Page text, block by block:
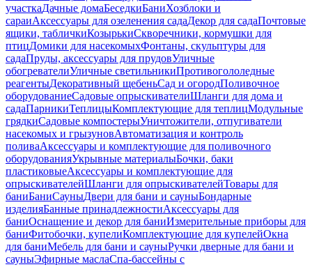
участкаДачные домаБеседкиБаниХозблоки и
сараиАксессуары для озеленения садаДекор для садаПочтовые
ящики, табличкиКозырькиСкворечники, кормушки для
птицДомики для насекомыхФонтаны, скульптуры для
садаПруды, аксессуары для прудовУличные
обогревателиУличные светильникиПротивогололедные
реагентыДекоративный щебеньСад и огородПоливочное
оборудованиеСадовые опрыскивателиШланги для дома и
садаПарникиТеплицыКомплектующие для теплицМодульные
грядкиСадовые компостерыУничтожители, отпугиватели
насекомых и грызуновАвтоматизация и контроль
поливаАксессуары и комплектующие для поливочного
оборудованияУкрывные материалыБочки, баки
пластиковыеАксессуары и комплектующие для
опрыскивателейШланги для опрыскивателейТовары для
баниБаниСауныДвери для бани и сауныБондарные
изделияБанные принадлежностиАксессуары для
баниОснащение и декор для баниИзмерительные приборы для
баниФитобочки, купелиКомплектующие для купелейОкна
для баниМебель для бани и сауныРучки дверные для бани и
сауныЭфирные маслаСпа-бассейны с